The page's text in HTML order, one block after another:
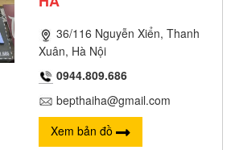
36/116 Nguyễn Xiển, Thanh
Xuân, Hà Nội
0944.809.686
bepthaiha@gmail.com
Xem bản đồ